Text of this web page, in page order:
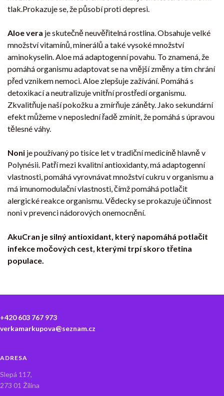
tlak.Prokazuje se, že působí proti depresi.
Aloe vera je skutečně neuvěřitelná rostlina. Obsahuje velké
množství vitamínů, minerálů a také vysoké množství
aminokyselin. Aloe má adaptogenní povahu. To znamená, že
pomáhá organismu adaptovat se na vnější změny a tím chrání
před vznikem nemoci. Aloe zlepšuje zažívání. Pomáhá s
detoxikací a neutralizuje vnitřní prostředí organismu.
Zkvalitňuje naší pokožku a zmírňuje záněty. Jako sekundární
efekt můžeme v neposlední řadě zmínit, že pomáhá s úpravou
tělesné váhy.
Noni je používaný po tisíce let v tradiční medicíně hlavně v
Polynésii. Patří mezi kvalitní antioxidanty, má adaptogenní
vlastnosti, pomáhá vyrovnávat množství cukru v organismu a
má imunomodulační vlastnosti, čímž pomáhá potlačit
alergické reakce organismu. Vědecky se prokazuje účinnost
noni v prevenci nádorových onemocnění.
AkuCran je silný antioxidant, který napomáhá potlačit
infekce močových cest, kterými trpí skoro třetina
populace.
+420 603 767 973
verkamarkupova@seznam.cz
ADRESA
Slepá 117,
273 01 Žilina